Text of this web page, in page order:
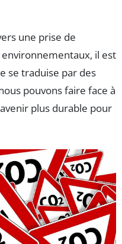
une prise de
il est
se traduise par des
pouvons faire face à
plus durable pour